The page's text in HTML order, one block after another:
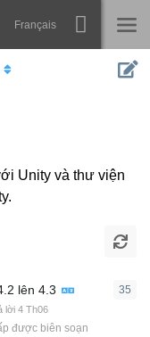
Français
thi
Unity và thư viện
lên 4.3
lời 4 Th06
được biên soạn
35